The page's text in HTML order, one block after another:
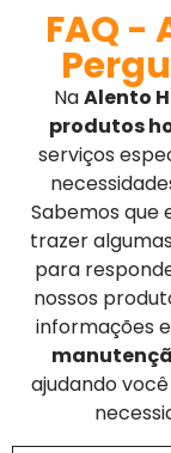
FAQ -
NaAlento
produtos
serviços
Sabemos que
trazer
para
nossos
informações
ajudando